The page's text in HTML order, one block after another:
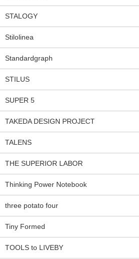
STALOGY
Stilolinea
Standardgraph
STILUS
SUPER 5
TAKEDA DESIGN PROJECT
TALENS
THE SUPERIOR LABOR
Thinking Power Notebook
three potato four
Tiny Formed
TOOLS to LIVEBY